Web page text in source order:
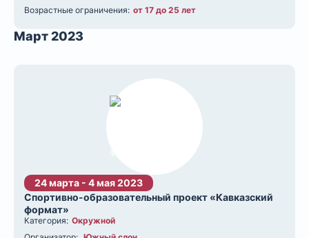
Возрастные ограничения: от 17 до 25 лет
Март 2023
24 марта - 4 мая 2023
Спортивно-образовательный проект «Кавказский
формат»
Категория: Окружной